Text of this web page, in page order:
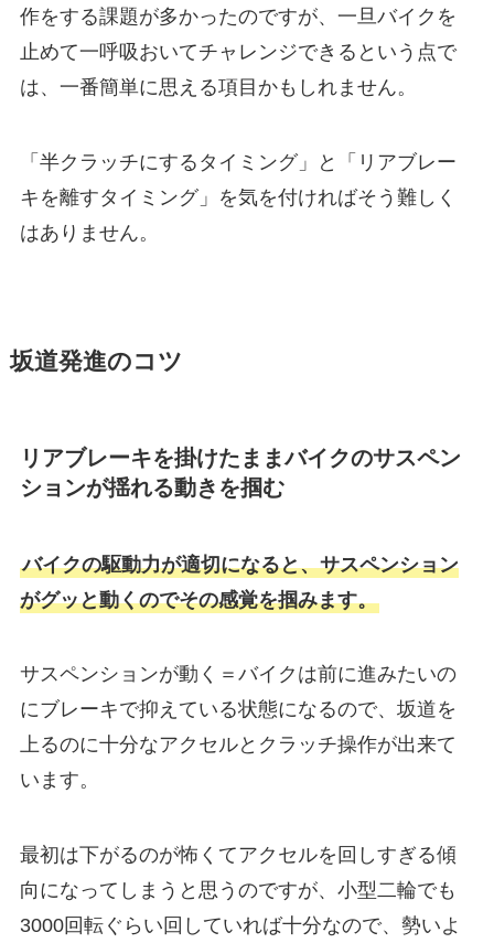
作をする課題が多かったのですが、一旦バイクを
止めて一呼吸おいてチャレンジできるという点で
は、一番簡単に思える項目かもしれません。
「半クラッチにするタイミング」と「リアブレー
キを離すタイミング」を気を付ければそう難しく
はありません。
坂道発進のコツ
リアブレーキを掛けたままバイクのサスペン
ションが揺れる動きを掴む
バイクの駆動力が適切になると、サスペンション
がグッと動くのでその感覚を掴みます。
サスペンションが動く＝バイクは前に進みたいの
にブレーキで抑えている状態になるので、坂道を
上るのに十分なアクセルとクラッチ操作が出来て
います。
最初は下がるのが怖くてアクセルを回しすぎる傾
向になってしまうと思うのですが、小型二輪でも
3000回転ぐらい回していれば十分なので、勢いよ